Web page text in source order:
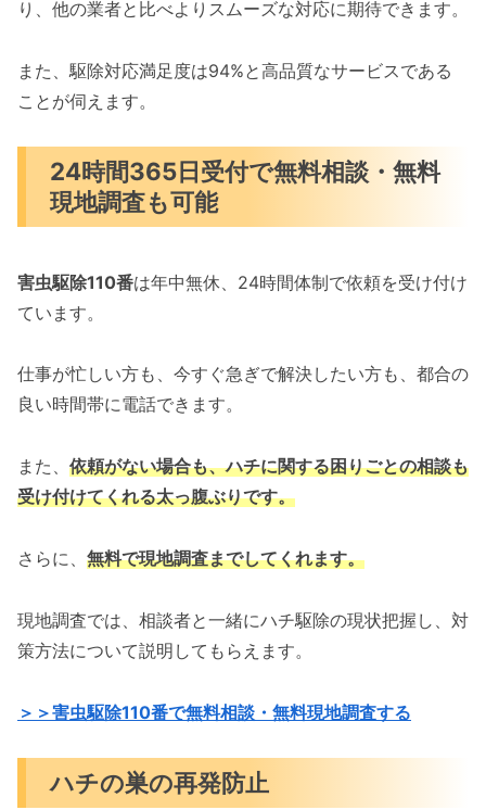
り、他の業者と比べよりスムーズな対応に期待できます。
また、駆除対応満足度は94%と高品質なサービスである
ことが伺えます。
24時間365日受付で無料相談・無料
現地調査も可能
害虫駆除110番は年中無休、24時間体制で依頼を受け付け
ています。
仕事が忙しい方も、今すぐ急ぎで解決したい方も、都合の
良い時間帯に電話できます。
また、 依頼がない場合も、ハチに関する困りごとの相談も
受け付けてくれる太っ腹ぶりです。
さらに、 無料で現地調査までしてくれます。
現地調査では、相談者と一緒にハチ駆除の現状把握し、対
策方法について説明してもらえます。
＞＞害虫駆除110番で無料相談・無料現地調査する
ハチの巣の再発防止